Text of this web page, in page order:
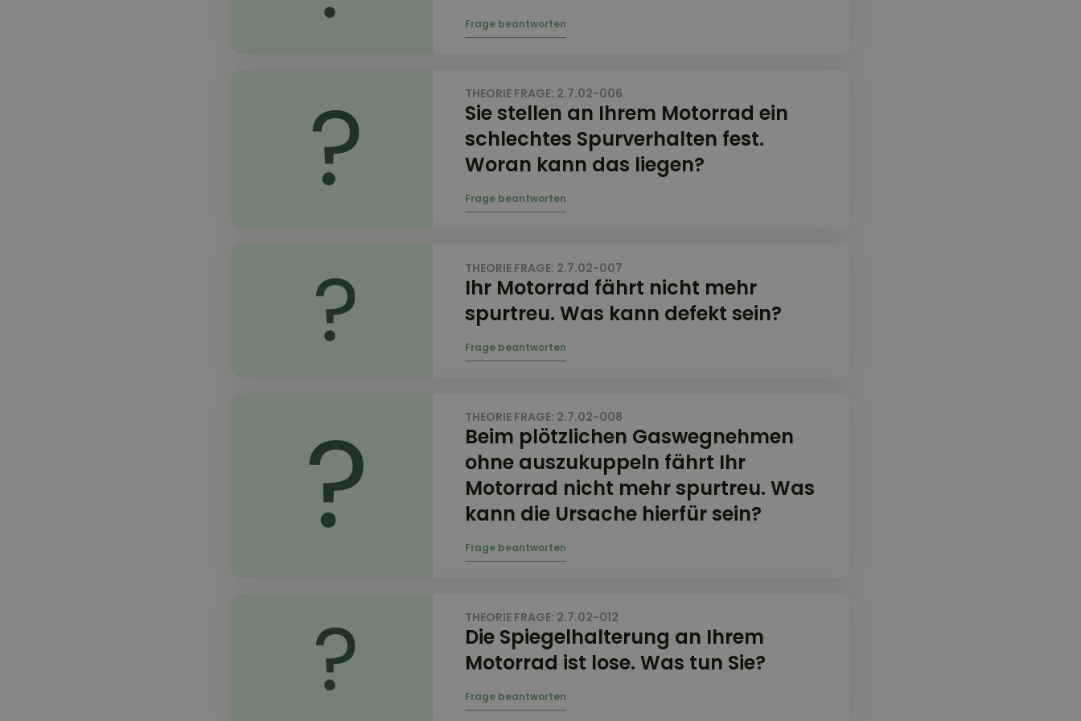
THEORIE FRAGE: 2.7.02-006
Sie stellen an Ihrem Motorrad ein
schlechtes Spurverhalten fest.
Woran kann das liegen?
THEORIE FRAGE: 2.7.02-007
Ihr Motorrad fährt nicht mehr
spurtreu. Was kann defekt sein?
THEORIE FRAGE: 2.7.02-008
Beim plötzlichen Gaswegnehmen
ohne auszukuppeln fährt Ihr
Motorrad nicht mehr spurtreu. Was
kann die Ursache hierfür sein?
THEORIE FRAGE: 2.7.02-012
Die Spiegelhalterung an Ihrem
Motorrad ist lose. Was tun Sie?